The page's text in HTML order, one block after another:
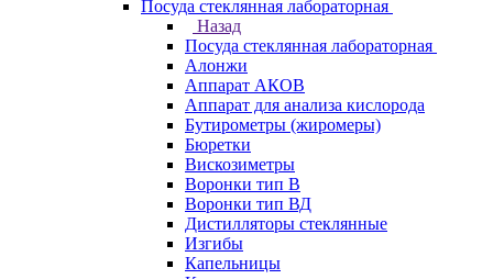
Посуда стеклянная лабораторная
Назад
Посуда стеклянная лабораторная
Алонжи
Аппарат АКОВ
Аппарат для анализа кислорода
Бутирометры (жиромеры)
Бюретки
Вискозиметры
Воронки тип В
Воронки тип ВД
Дистилляторы стеклянные
Изгибы
Капельницы